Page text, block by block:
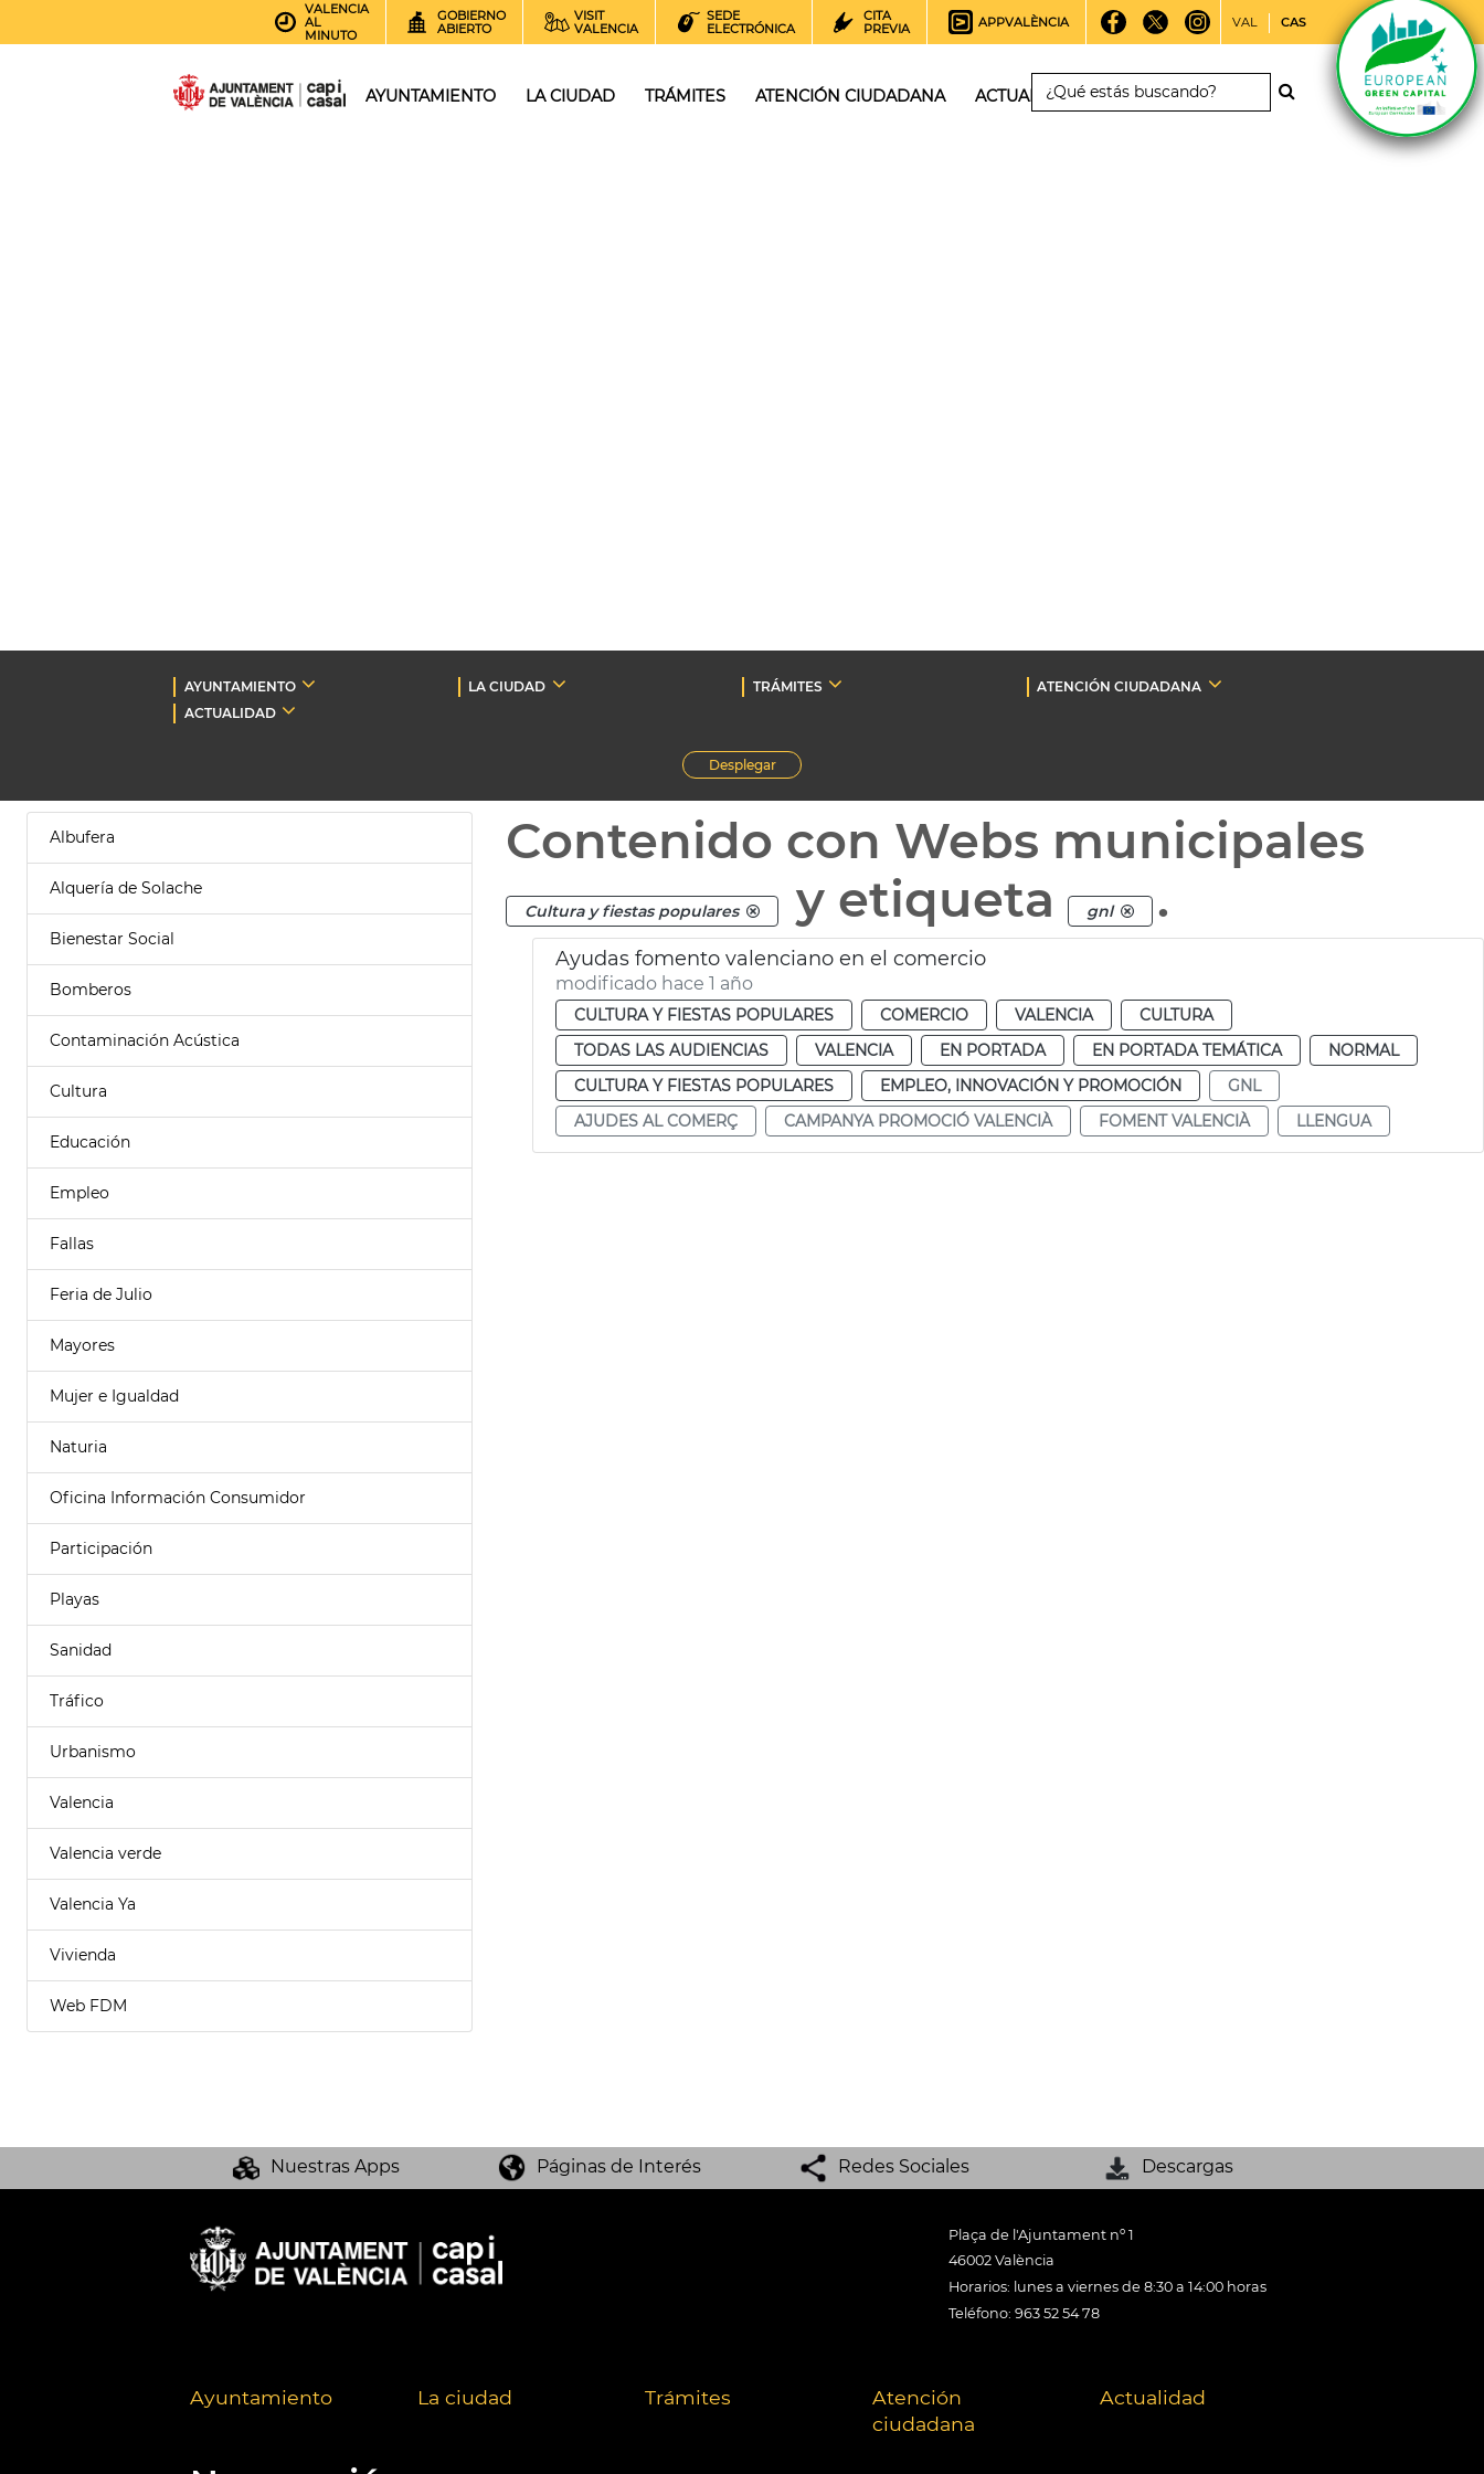
VALENCIA
AL
MINUTO
GOBIERNO
ABIERTO
VISIT
VALENCIA
SEDE
ELECTRÓNICA
CITA
PREVIA
APPVALÈNCIA VAL CAS
AYUNTAMIENTO LA CIUDAD TRÁMITES ATENCIÓN CIUDADANA ACTUALIDAD
AYUNTAMIENTO LA CIUDAD TRÁMITES
ATENCIÓN CIUDADANA
ACTUALIDAD
Desplegar
Albufera
Alquería de Solache
Bienestar Social
Bomberos
Contaminación Acústica
Cultura
Educación
Empleo
Fallas
Feria de Julio
Mayores
Mujer e Igualdad
Naturia
Oficina Información Consumidor
Participación
Playas
Sanidad
Tráfico
Urbanismo
Valencia
Valencia verde
Valencia Ya
Vivienda
Web FDM
Contenido con Webs municipales
Cultura y fiestas populares y etiqueta gnl .
Ayudas fomento valenciano en el comercio
modificado hace 1 año
CULTURA Y FIESTAS POPULARES COMERCIO VALENCIA
CULTURA
TODAS LAS AUDIENCIAS
VALENCIA EN PORTADA EN PORTADA TEMÁTICA
NORMAL
CULTURA Y FIESTAS POPULARES
EMPLEO, INNOVACIÓN Y PROMOCIÓN
GNL
AJUDES AL COMERÇ
CAMPANYA PROMOCIÓ VALENCIÀ FOMENT VALENCIÀ LLENGUA
Nuestras Apps Páginas de Interés Redes Sociales Descargas
Plaça de l'Ajuntament nº 1
46002 València
Horarios: lunes a viernes de 8:30 a 14:00 horas
Teléfono: 963 52 54 78
Ayuntamiento La ciudad Trámites
Atención
ciudadana
Actualidad